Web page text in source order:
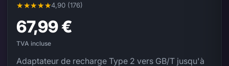
4,90 (176)
Note moyenne 4,90 sur 5, 176 évaluations
67,99 €
TVA incluse
Adaptateur de recharge Type 2 vers GB/T jusqu'à